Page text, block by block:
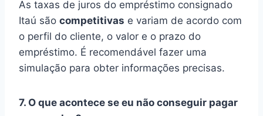
As taxas de juros do empréstimo consignado
Itaú são competitivas e variam de acordo com
o perfil do cliente, o valor e o prazo do
empréstimo. É recomendável fazer uma
simulação para obter informações precisas.
7. O que acontece se eu não conseguir pagar